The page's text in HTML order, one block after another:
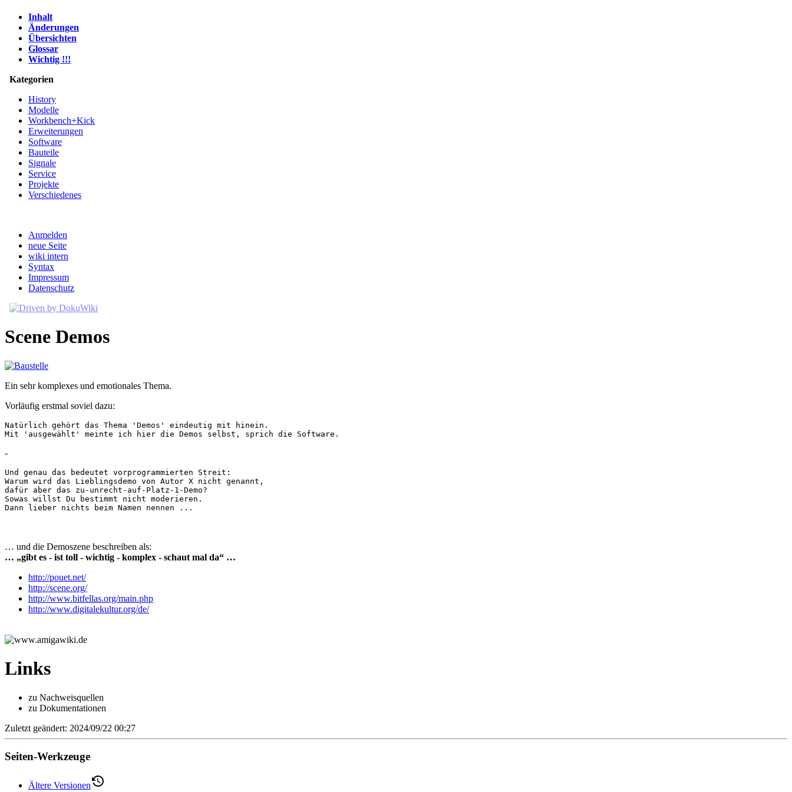
Inhalt
Änderungen
Übersichten
Glossar
Wichtig !!!
Kategorien
History
Modelle
Workbench+Kick
Erweiterungen
Software
Bauteile
Signale
Service
Projekte
Verschiedenes
Anmelden
neue Seite
wiki intern
Syntax
Impressum
Datenschutz
Scene Demos
Ein sehr komplexes und emotionales Thema.
Vorläufig erstmal soviel dazu:
Natürlich gehört das Thema 'Demos' eindeutig mit hinein.
Mit 'ausgewählt' meinte ich hier die Demos selbst, sprich die Software.
-
Und genau das bedeutet vorprogrammierten Streit:
Warum wird das Lieblingsdemo von Autor X nicht genannt,
dafür aber das zu-unrecht-auf-Platz-1-Demo?
Sowas willst Du bestimmt nicht moderieren.
Dann lieber nichts beim Namen nennen ...
… und die Demoszene beschreiben als:
… „gibt es - ist toll - wichtig - komplex - schaut mal da“ …
http://pouet.net/
http://scene.org/
http://www.bitfellas.org/main.php
http://www.digitalekultur.org/de/
Links
zu Nachweisquellen
zu Dokumentationen
Zuletzt geändert: 2024/09/22 00:27
Seiten-Werkzeuge
Ältere Versionen